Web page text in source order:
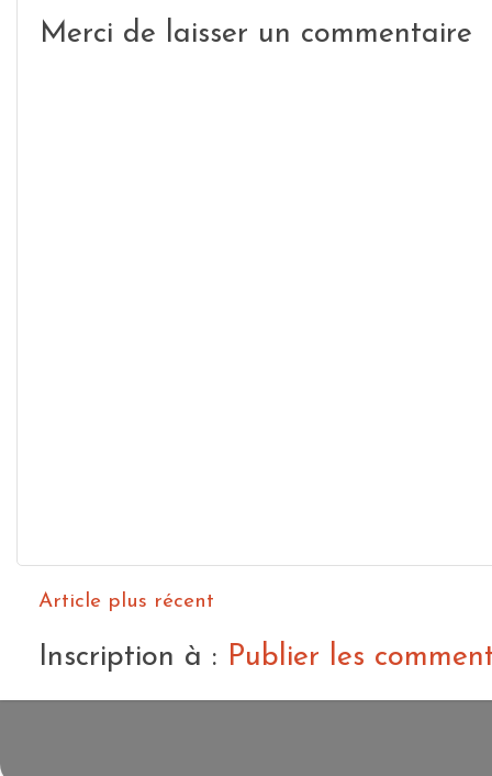
Merci de laisser un commentaire
Article plus récent
Inscription à : Publier les